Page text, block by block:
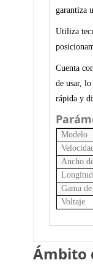
garantiza
Utiliza
Cuenta
de usar,
rápida y
Modelo
Ancho
Gama
Voltaje
Ámbito